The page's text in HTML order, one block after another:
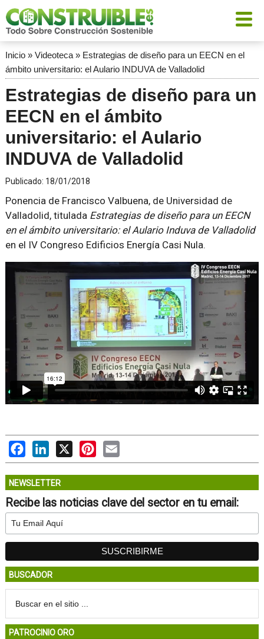
Inicio» Videoteca» Estrategias de diseño para un EECN en el
ámbito universitario: el Aulario INDUVA de Valladolid
Estrategias de diseño para un
EECN en el ámbito
universitario: el Aulario
INDUVA de Valladolid
Publicado: 18/01/2018
Ponencia de Francisco Valbuena, de Universidad de
Valladolid, titulada Estrategias de diseño para un EECN
en el ámbito universitario: el Aulario Induva de Valladolid
en el IV Congreso Edificios Energía Casi Nula.
FacebookLinkedIn
X PinterestEmail
NEWSLETTER
Recibe las noticias clave del sector en tu email:
BUSCADOR
PATROCINIO ORO